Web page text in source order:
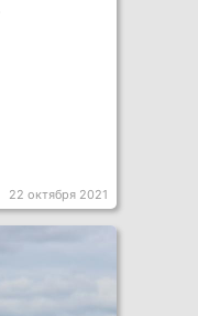
22 октября 2021